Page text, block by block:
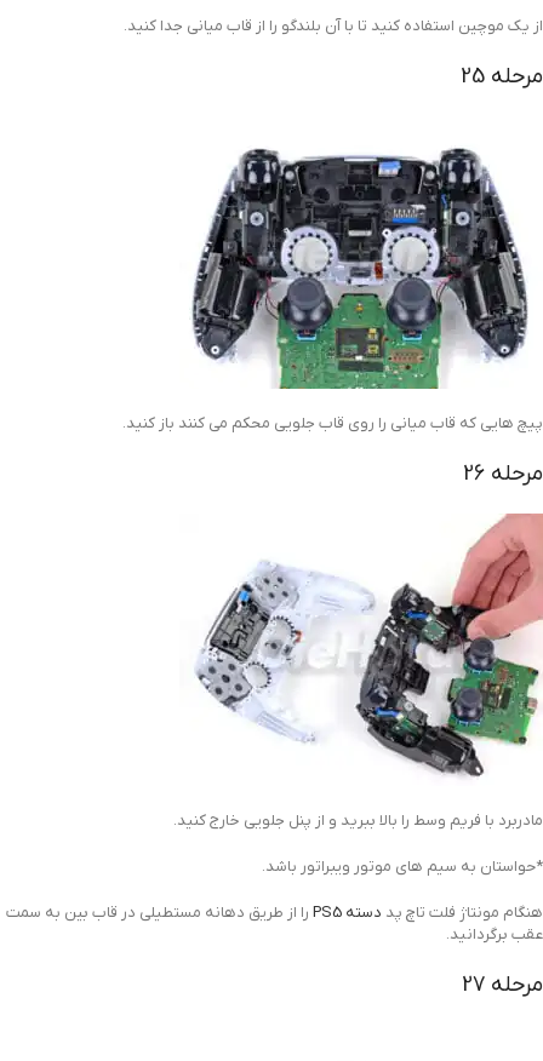
از یک موچین استفاده کنید تا با آن بلندگو را از قاب میانی جدا کنید.
مرحله 25
پیچ هایی که قاب میانی را روی قاب جلویی محکم می کنند باز کنید.
مرحله 26
مادربرد با فریم وسط را بالا ببرید و از پنل جلویی خارج کنید.
*حواستان به سیم های موتور ویبراتور باشد.
هنگام مونتاژ فلت تاچ پد دسته PS5
را از طریق دهانه مستطیلی در قاب بین به سمت
عقب برگردانید.
مرحله 27